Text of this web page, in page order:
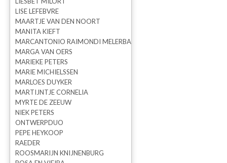
LISE LEFEBVRE
MAARTJE VAN DEN NOORT
MANITA KIEFT
MARCANTONIO RAIMONDI MELERBA
MARGA VAN OERS
MARIEKE PETERS
MARIE MICHIELSSEN
MARLOES DUYKER
MARTIJNTJE CORNELIA
MYRTE DE ZEEUW
NIEK PETERS
ONTWERPDUO
PEPE HEYKOOP
RAEDER
ROOSMARIJN KNIJNENBURG
Min Yoo
Prijs